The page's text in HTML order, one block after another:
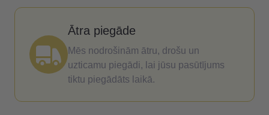
Ātra piegāde
Mēs nodrošinām ātru, drošu un
uzticamu piegādi, lai jūsu pasūtījums
tiktu piegādāts laikā.